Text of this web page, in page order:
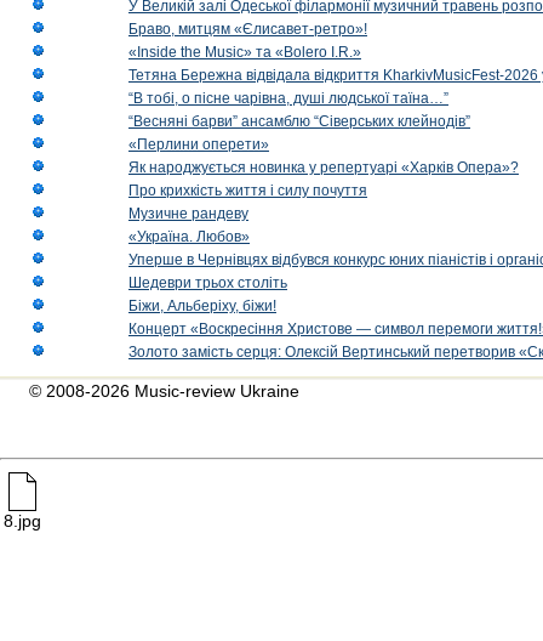
У Великій залі Одеської філармонії музичний травень
Браво, митцям «Єлисавет-ретро»!
«Inside the Music» та «Bolero I.R.»
Тетяна Бережна відвідала відкриття KharkivMusicFest-2026
“В тобі, о пісне чарівна, душі людської таїна…”
“Весняні барви” ансамблю “Сіверських клейнодів”
«Перлини оперети»
Як народжується новинка у репертуарі «Харків Опера»?
Про крихкість життя і силу почуття
Музичне рандеву
«Україна. Любов»
Уперше в Чернівцях відбувся конкурс юних піаністів і
Шедеври трьох століть
Біжи, Альберіху, біжи!
Концерт «Воскресіння Христове — символ перемоги
Золото замість серця: Олексій Вертинський перетворив
© 2008-2026 Music-review Ukraine
8.jpg